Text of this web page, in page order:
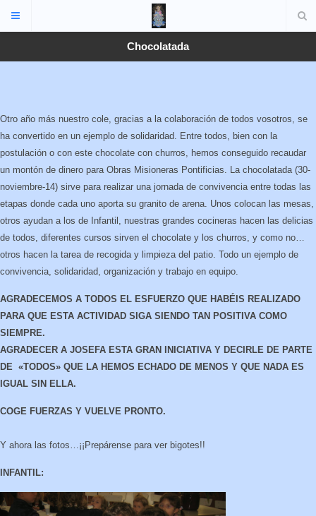
Chocolatada
Otro año más nuestro cole, gracias a la colaboración de todos vosotros, se
ha convertido en un ejemplo de solidaridad. Entre todos, bien con la
postulación o con este chocolate con churros, hemos conseguido recaudar
un montón de dinero para Obras Misioneras Pontificias. La chocolatada (30-
noviembre-14) sirve para realizar una jornada de convivencia entre todas las
etapas donde cada uno aporta su granito de arena. Unos colocan las mesas,
otros ayudan a los de Infantil, nuestras grandes cocineras hacen las delicias
de todos, diferentes cursos sirven el chocolate y los churros, y como no…
otros hacen la tarea de recogida y limpieza del patio. Todo un ejemplo de
convivencia, solidaridad, organización y trabajo en equipo.
AGRADECEMOS A TODOS EL ESFUERZO QUE HABÉIS REALIZADO
PARA QUE ESTA ACTIVIDAD SIGA SIENDO TAN POSITIVA COMO
SIEMPRE.
AGRADECER A JOSEFA ESTA GRAN INICIATIVA Y DECIRLE DE PARTE
DE «TODOS» QUE LA HEMOS ECHADO DE MENOS Y QUE NADA ES
IGUAL SIN ELLA.
COGE FUERZAS Y VUELVE PRONTO.
Y ahora las fotos…¡¡Prepárense para ver bigotes!!
INFANTIL: